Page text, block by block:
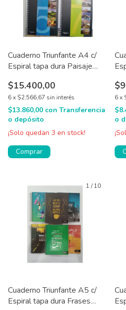
Cuaderno Triunfante A4 c/
Espiral tapa dura Paisaje
$15.400,00
6x $2.566,67 sin interés
$13.860,00 con Transferencia
o depósito
¡Solo quedan 3 en stock!
Comprar
6x
o
1 /10
Cuaderno Triunfante A5 c/
Espiral tapa dura Frases